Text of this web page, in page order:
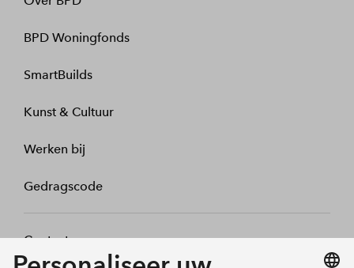
BPD Woningfonds
SmartBuilds
Kunst & Cultuur
Werken bij
Gedragscode
Contact